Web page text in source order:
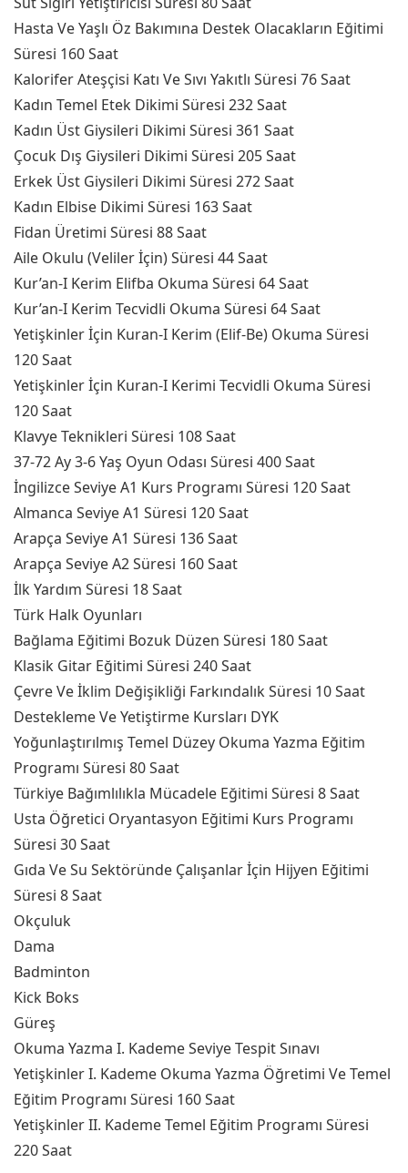
Hasta Ve Yaşlı Öz Bakımına Destek Olacakların Eğitimi
Süresi 160 Saat
Kalorifer Ateşçisi Katı Ve Sıvı Yakıtlı Süresi 76 Saat
Kadın Temel Etek Dikimi Süresi 232 Saat
Kadın Üst Giysileri Dikimi Süresi 361 Saat
Çocuk Dış Giysileri Dikimi Süresi 205 Saat
Erkek Üst Giysileri Dikimi Süresi 272 Saat
Kadın Elbise Dikimi Süresi 163 Saat
Fidan Üretimi Süresi 88 Saat
Aile Okulu (Veliler İçin) Süresi 44 Saat
Kur’an-I Kerim Elifba Okuma Süresi 64 Saat
Kur’an-I Kerim Tecvidli Okuma Süresi 64 Saat
Yetişkinler İçin Kuran-I Kerim (Elif-Be) Okuma Süresi
120 Saat
Yetişkinler İçin Kuran-I Kerimi Tecvidli Okuma Süresi
120 Saat
Klavye Teknikleri Süresi 108 Saat
37-72 Ay 3-6 Yaş Oyun Odası Süresi 400 Saat
İngilizce Seviye A1 Kurs Programı Süresi 120 Saat
Almanca Seviye A1 Süresi 120 Saat
Arapça Seviye A1 Süresi 136 Saat
Arapça Seviye A2 Süresi 160 Saat
İlk Yardım Süresi 18 Saat
Türk Halk Oyunları
Bağlama Eğitimi Bozuk Düzen Süresi 180 Saat
Klasik Gitar Eğitimi Süresi 240 Saat
Çevre Ve İklim Değişikliği Farkındalık Süresi 10 Saat
Destekleme Ve Yetiştirme Kursları DYK
Yoğunlaştırılmış Temel Düzey Okuma Yazma Eğitim
Programı Süresi 80 Saat
Türkiye Bağımlılıkla Mücadele Eğitimi Süresi 8 Saat
Usta Öğretici Oryantasyon Eğitimi Kurs Programı
Süresi 30 Saat
Gıda Ve Su Sektöründe Çalışanlar İçin Hijyen Eğitimi
Süresi 8 Saat
Okçuluk
Dama
Badminton
Kick Boks
Güreş
Okuma Yazma I. Kademe Seviye Tespit Sınavı
Yetişkinler I. Kademe Okuma Yazma Öğretimi Ve Temel
Eğitim Programı Süresi 160 Saat
Yetişkinler II. Kademe Temel Eğitim Programı Süresi
220 Saat